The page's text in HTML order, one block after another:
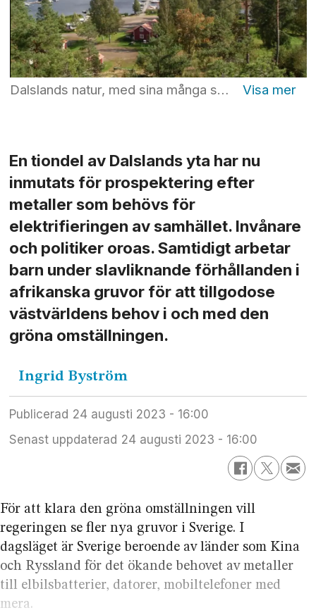
Dalslands natur, med sina många sjöar och vattenvägar, riskerar att ta skada vid gruvdrift. Foto: Wikimedia commons, A.froese, CC BY-SA 2.0
En tiondel av Dalslands yta har nu
inmutats för prospektering efter
metaller som behövs för
elektrifieringen av samhället. Invånare
och politiker oroas. Samtidigt arbetar
barn under slavliknande förhållanden i
afrikanska gruvor för att tillgodose
västvärldens behov i och med den
gröna omställningen.
Ingrid Byström
Publicerad
24 augusti 2023 - 16:00
Senast uppdaterad
24 augusti 2023 - 16:00
För att klara den gröna omställningen vill
regeringen se fler nya gruvor i Sverige. I
dagsläget är Sverige beroende av länder som Kina
och Ryssland för det ökande behovet av metaller
till elbilsbatterier, datorer, mobiltelefoner med
mera.